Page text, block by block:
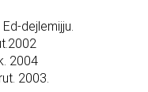
dejlemijju.
2004
2003.